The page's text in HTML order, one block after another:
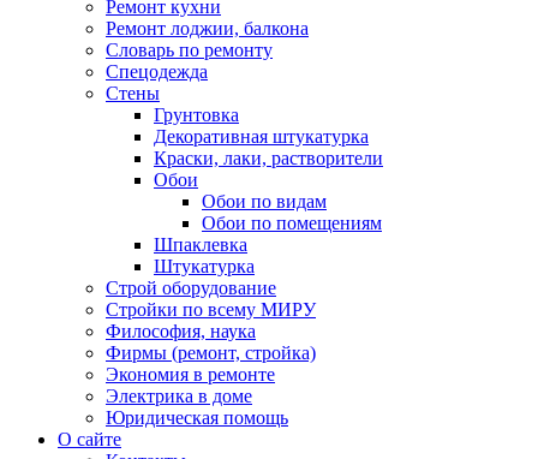
Ремонт кухни
Ремонт лоджии, балкона
Словарь по ремонту
Спецодежда
Стены
Грунтовка
Декоративная штукатурка
Краски, лаки, растворители
Обои
Обои по видам
Обои по помещениям
Шпаклевка
Штукатурка
Строй оборудование
Стройки по всему МИРУ
Философия, наука
Фирмы (ремонт, стройка)
Экономия в ремонте
Электрика в доме
Юридическая помощь
О сайте